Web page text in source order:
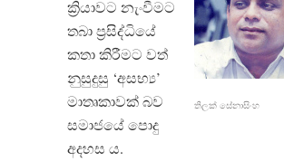
තිලක් සේනාසිංහ
ක්‍රියාවට නැංවීමට
තබා ප්‍රසිද්ධියේ
කතා කිරීමට වත්
නුසුදුසු ‘අසභ්‍ය’
මාතෘකාවක් බව
සමාජයේ ‍පොදු
අදහස ය.